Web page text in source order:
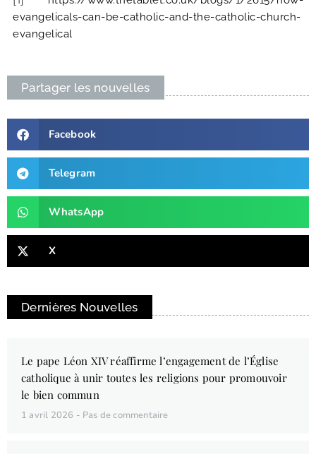
evangelicals-can-be-catholic-and-the-catholic-church-
evangelical
Partager les nouvelles
Facebook
Telegram
WhatsApp
X
Dernières Nouvelles
Le pape Léon XIV réaffirme l’engagement de l’Église
catholique à unir toutes les religions pour promouvoir
le bien commun
1 avril 2026 Pas de commentaire